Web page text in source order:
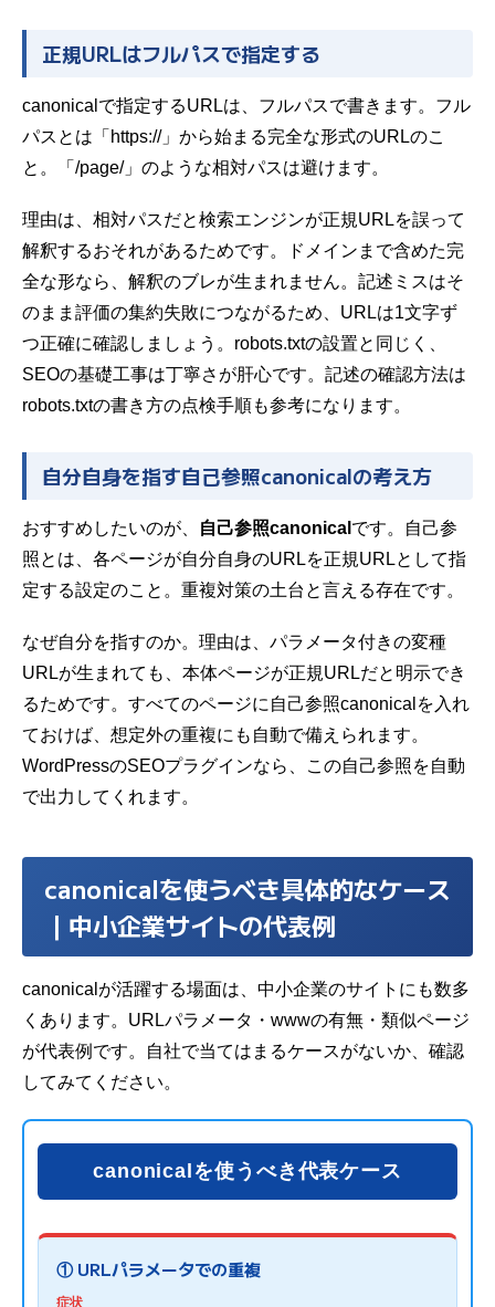
正規URLはフルパスで指定する
canonicalで指定するURLは、フルパスで書きます。フル
パスとは「https://」から始まる完全な形式のURLのこ
と。「/page/」のような相対パスは避けます。
理由は、相対パスだと検索エンジンが正規URLを誤って
解釈するおそれがあるためです。ドメインまで含めた完
全な形なら、解釈のブレが生まれません。記述ミスはそ
のまま評価の集約失敗につながるため、URLは1文字ず
つ正確に確認しましょう。 robots.txtの設置と同じく、
SEOの基礎工事は丁寧さが肝心です。記述の確認方法は
robots.txtの書き方の点検手順も参考になります。
自分自身を指す自己参照canonicalの考え方
おすすめしたいのが、 自己参照canonical です。自己参
照とは、各ページが自分自身のURLを正規URLとして指
定する設定のこと。重複対策の土台と言える存在です。
なぜ自分を指すのか。理由は、パラメータ付きの変種
URLが生まれても、本体ページが正規URLだと明示でき
るためです。すべてのページに自己参照canonicalを入れ
ておけば、想定外の重複にも自動で備えられます。
WordPressのSEOプラグインなら、この自己参照を自動
で出力してくれます。
canonicalを使うべき具体的なケース
｜中小企業サイトの代表例
canonicalが活躍する場面は、中小企業のサイトにも数多
くあります。URLパラメータ・wwwの有無・類似ページ
が代表例です。自社で当てはまるケースがないか、確認
してみてください。
canonicalを使うべき代表ケース
① URLパラメータでの重複
症状